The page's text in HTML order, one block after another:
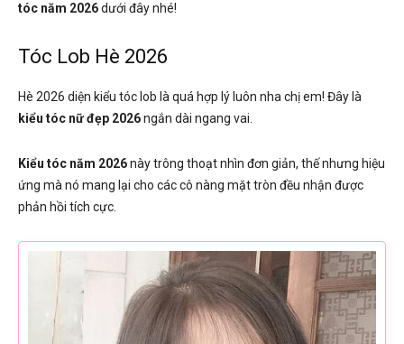
tóc năm 2026dưới đây nhé!
Tóc Lob Hè 2026
Hè 2026 diện kiểu tóc lob là quá hợp lý luôn nha chị em! Đây là
kiểu tóc nữ đẹp 2026ngắn dài ngang vai.
Kiểu tóc năm 2026này trông thoạt nhìn đơn giản, thế nhưng hiệu
ứng mà nó mang lại cho các cô nàng mặt tròn đều nhận được
phản hồi tích cực.